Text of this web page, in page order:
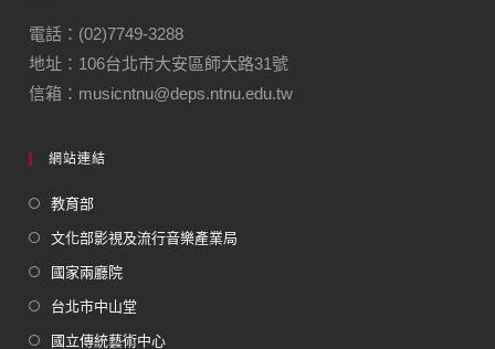
電話：(02)7749-3288
地址：106台北市大安區師大路31號
信箱：musicntnu@deps.ntnu.edu.tw
網站連結
教育部
文化部影視及流行音樂產業局
國家兩廳院
台北市中山堂
國立傳統藝術中心